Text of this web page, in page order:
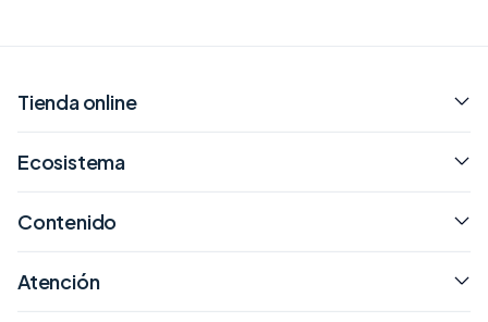
Tienda online
Ecosistema
Contenido
Atención